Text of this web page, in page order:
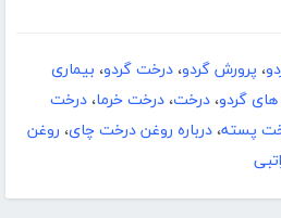
، پرورش گردو، درخت گردو، بیماری
گردو، درخت، درخت خرما، درخت
پسته، درباره روغن درخت چای، روغن